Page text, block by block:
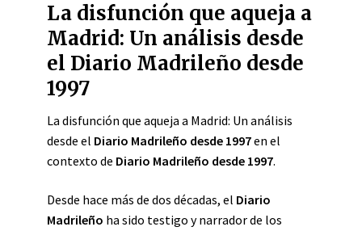
La disfunción que aqueja a
Madrid: Un análisis desde
el Diario Madrileño desde
1997
La disfunción que aqueja a Madrid: Un análisis
desde el Diario Madrileño desde 1997en el
contexto de Diario Madrileño desde 1997.
Desde hace más de dos décadas, el Diario
Madrileño ha sido testigo y narrador de los